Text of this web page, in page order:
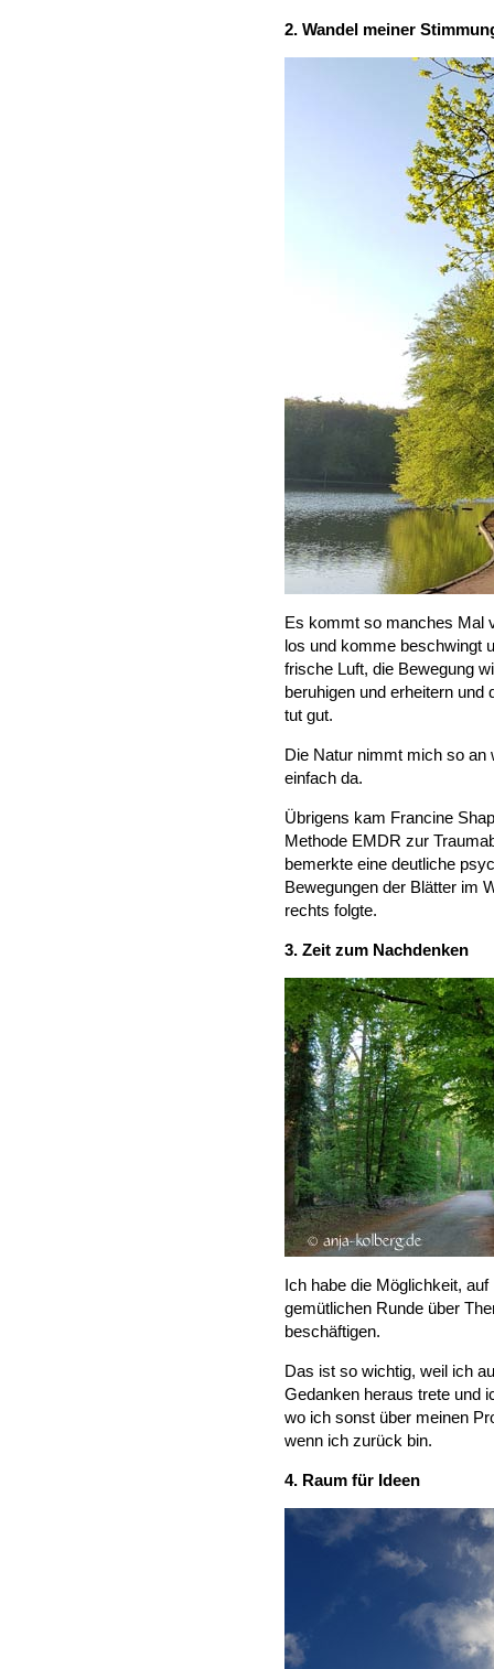
2. Wandel meiner
Es kommt so manches Mal
los und komme beschwingt
frische Luft, die Bewegung
beruhigen und erheitern und
tut gut.
Die Natur nimmt mich so an
einfach da.
Übrigens kam Francine
Methode EMDR zur
bemerkte eine deutliche
Bewegungen der Blätter im
rechts folgte.
3. Zeit zum Nachdenken
Ich habe die Möglichkeit,
gemütlichen Runde über
beschäftigen.
Das ist so wichtig, weil ich
Gedanken heraus trete und
wo ich sonst über meinen
wenn ich zurück bin.
4. Raum für Ideen